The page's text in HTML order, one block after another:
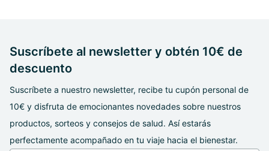
Suscríbete al newsletter y obtén 10€ de
descuento
Suscríbete a nuestro newsletter, recibe tu cupón personal de
10€ y disfruta de emocionantes novedades sobre nuestros
productos, sorteos y consejos de salud. Así estarás
perfectamente acompañado en tu viaje hacia el bienestar.